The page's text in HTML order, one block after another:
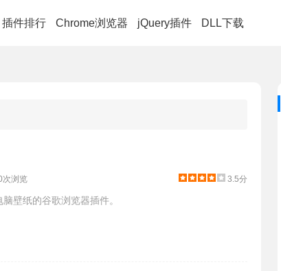
插件排行 Chrome浏览器 jQuery插件 DLL下载
次浏览 3.5分
壁纸的谷歌浏览器插件。